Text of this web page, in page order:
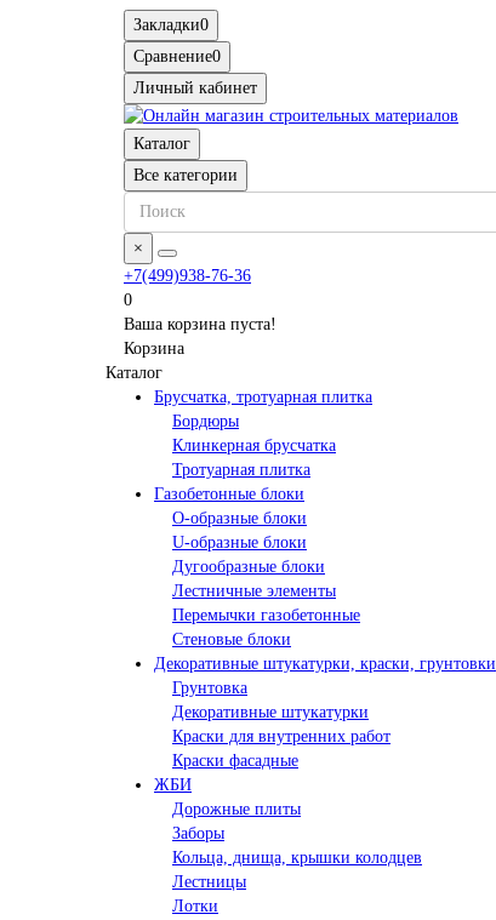
Закладки0
Сравнение0
Личный кабинет
Каталог
Все категории
×
+7(499)938-76-36
0
Ваша корзина пуста!
Корзина
Каталог
Брусчатка, тротуарная плитка
Бордюры
Клинкерная брусчатка
Тротуарная плитка
Газобетонные блоки
O-образные блоки
U-образные блоки
Дугообразные блоки
Лестничные элементы
Перемычки газобетонные
Стеновые блоки
Декоративные штукатурки, краски, грунтовки
Грунтовка
Декоративные штукатурки
Краски для внутренних работ
Краски фасадные
ЖБИ
Дорожные плиты
Заборы
Кольца, днища, крышки колодцев
Лестницы
Лотки